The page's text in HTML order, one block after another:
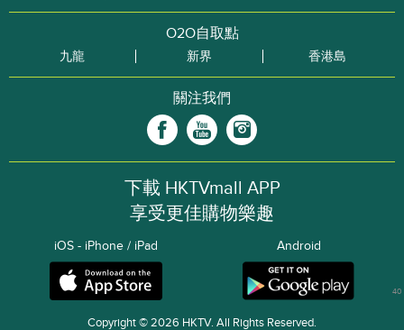
O2O自取點
九龍 新界 香港島
關注我們
下載 HKTVmall APP
享受更佳購物樂趣
iOS - iPhone / iPad Android
Copyright © 2026 HKTV. All Rights Reserved.
40